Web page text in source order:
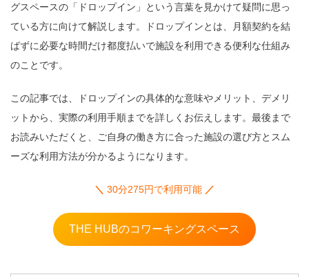
グスペースの「ドロップイン」という言葉を見かけて疑問に思っ
ている方に向けて解説します。ドロップインとは、月額契約を結
ばずに必要な時間だけ都度払いで施設を利用できる便利な仕組み
のことです。
この記事では、ドロップインの具体的な意味やメリット、デメリ
ットから、実際の利用手順までを詳しくお伝えします。最後まで
お読みいただくと、ご自身の働き方に合った施設の選び方とスム
ーズな利用方法が分かるようになります。
＼ 30分275円で利用可能 ／
THE HUBのコワーキングスペース